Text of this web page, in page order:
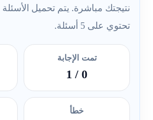
نتيجتك مباشرة. يتم تحميل
تحتوي على 5 أسئلة.
تمت الإجابة
0
/ 1
خطأ